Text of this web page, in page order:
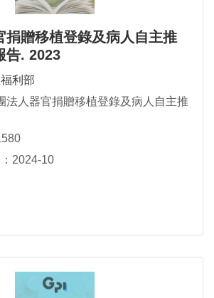
捐贈移植登錄及病人自主推
告. 2023
利部
法人器官捐贈移植登錄及病人自主推
2024-10